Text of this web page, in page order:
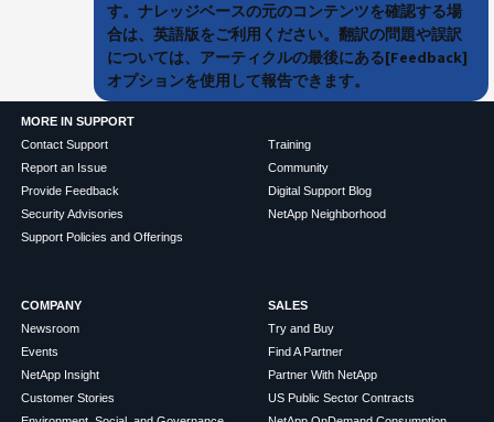
す。ナレッジベースの元のコンテンツを確認する場
合は、英語版をご利用ください。翻訳の問題や誤訳
については、アーティクルの最後にある[Feedback]
オプションを使用して報告できます。
MORE IN SUPPORT
Contact Support
Report an Issue
Provide Feedback
Security Advisories
Support Policies and Offerings
Training
Community
Digital Support Blog
NetApp Neighborhood
COMPANY
Newsroom
Events
NetApp Insight
Customer Stories
SALES
Try and Buy
Find A Partner
Partner With NetApp
US Public Sector Contracts